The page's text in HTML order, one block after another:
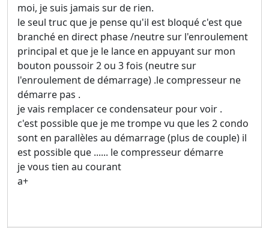
moi, je suis jamais sur de rien.
le seul truc que je pense qu'il est bloqué c'est que
branché en direct phase /neutre sur l'enroulement
principal et que je le lance en appuyant sur mon
bouton poussoir 2 ou 3 fois (neutre sur
l'enroulement de démarrage) .le compresseur ne
démarre pas .
je vais remplacer ce condensateur pour voir .
c'est possible que je me trompe vu que les 2 condo
sont en parallèles au démarrage (plus de couple) il
est possible que ...... le compresseur démarre
je vous tien au courant
a+